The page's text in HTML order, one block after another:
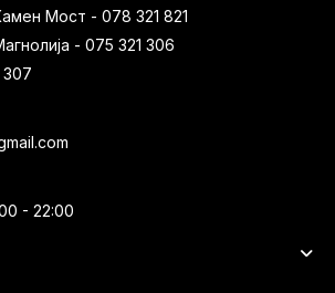
Мост - 078 321 821
- 075 321 306
- 22:00